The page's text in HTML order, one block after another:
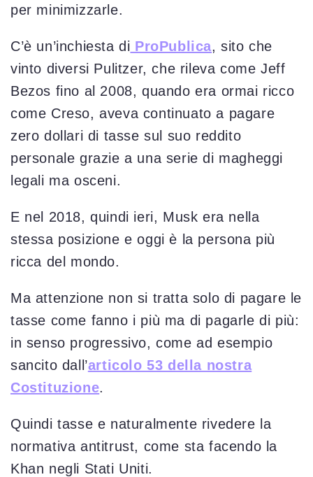
per minimizzarle.
C’è un’inchiesta di ProPublica, sito che
vinto diversi Pulitzer, che rileva come Jeff
Bezos fino al 2008, quando era ormai ricco
come Creso, aveva continuato a pagare
zero dollari di tasse sul suo reddito
personale grazie a una serie di magheggi
legali ma osceni.
E nel 2018, quindi ieri, Musk era nella
stessa posizione e oggi è la persona più
ricca del mondo.
Ma attenzione non si tratta solo di pagare le
tasse come fanno i più ma di pagarle di più:
in senso progressivo, come ad esempio
sancito dall’articolo 53 della nostra
Costituzione.
Quindi tasse e naturalmente rivedere la
normativa antitrust, come sta facendo la
Khan negli Stati Uniti.